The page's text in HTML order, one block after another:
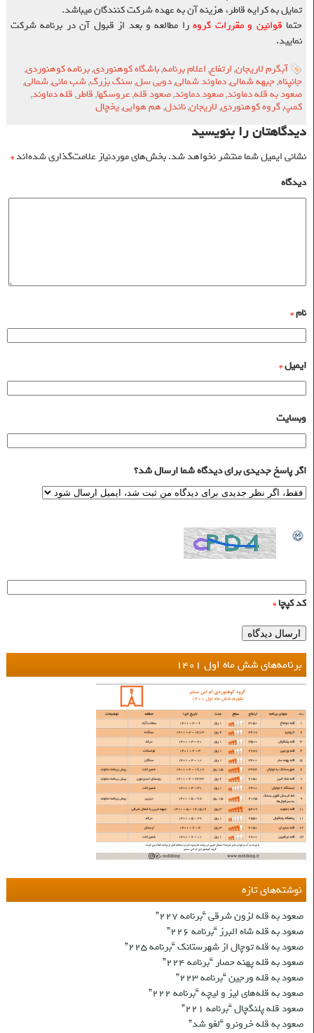
تمایل به کرایه قاطر، هزینه آن به عهده شرکت کنندگان میباشد.
حتما قوانین و مقررات گروهرا مطالعه و بعد از قبول آن در برنامه شرکت
نمایید.
آبگرم لاریجان,ارتفاع,اعلام برنامه,باشگاه کوهنوردی,برنامه کوهنوردی,
جانپناه,جبهه شمالی,دماوند شمالی,دوبی سل,سنگ بزرگ,شب مانی,شمالی,
صعود به قله دماوند,صعود دماوند,صعود قله,عروسکها,قاطر,قله دماوند,
کمپ,گروه کوهنوردی,لاریجان,ناندل,هم هوایی,یخچال
دیدگاهتان را بنویسید
نشانی ایمیل شما منتشر نخواهد شد.بخش‌های موردنیاز علامت‌گذاری شده‌اند*
دیدگاه
نام*
ایمیل*
وبسایت
اگر پاسخ جدیدی برای دیدگاه شما ارسال شد؟
کد کپچا*
برنامه‌های شش ماه اول ۱۴۰۱
نوشته‌های تازه
صعود به قله لزون شرقی “برنامه ۲۲۷”
صعود به قله شاه البرز “برنامه ۲۲۶”
صعود به قله توچال از شهرستانک “برنامه ۲۲۵”
صعود به قله پهنه حصار “برنامه ۲۲۴”
صعود به قله ورجین “برنامه ۲۲۳”
صعود به قله‌های لیز و لیچه “برنامه ۲۲۲”
صعود قله پلنگچال “برنامه ۲۲۱”
صعود به قله‌ خرونرو “لغو شد”